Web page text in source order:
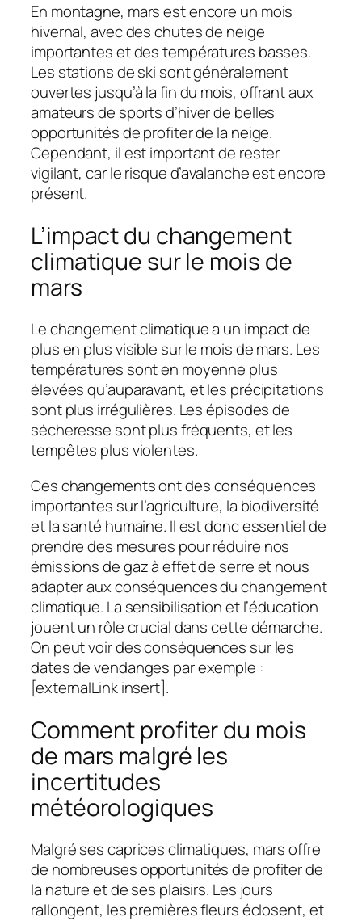
En montagne, mars est encore un mois
hivernal, avec des chutes de neige
importantes et des températures basses.
Les stations de ski sont généralement
ouvertes jusqu’à la fin du mois, offrant aux
amateurs de sports d’hiver de belles
opportunités de profiter de la neige.
Cependant, il est important de rester
vigilant, car le risque d’avalanche est encore
présent.
L’impact du changement
climatique sur le mois de
mars
Le changement climatique a un impact de
plus en plus visible sur le mois de mars. Les
températures sont en moyenne plus
élevées qu’auparavant, et les précipitations
sont plus irrégulières. Les épisodes de
sécheresse sont plus fréquents, et les
tempêtes plus violentes.
Ces changements ont des conséquences
importantes sur l’agriculture, la biodiversité
et la santé humaine. Il est donc essentiel de
prendre des mesures pour réduire nos
émissions de gaz à effet de serre et nous
adapter aux conséquences du changement
climatique. La sensibilisation et l’éducation
jouent un rôle crucial dans cette démarche.
On peut voir des conséquences sur les
dates de vendanges par exemple :
[externalLink insert].
Comment profiter du mois
de mars malgré les
incertitudes
météorologiques
Malgré ses caprices climatiques, mars offre
de nombreuses opportunités de profiter de
la nature et de ses plaisirs. Les jours
rallongent, les premières fleurs éclosent, et